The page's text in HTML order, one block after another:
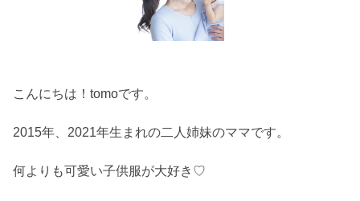
こんにちは！tomoです。
2015年、2021年生まれの二人姉妹のママです。
何よりも可愛い子供服が大好き♡